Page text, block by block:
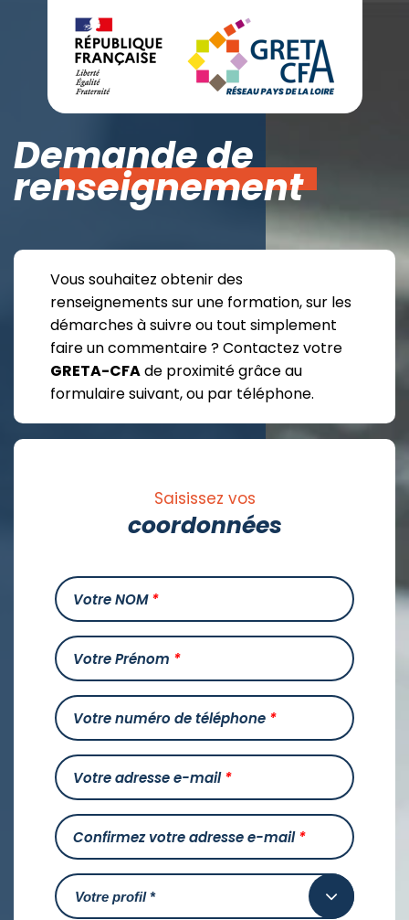
Demande de
renseignement
Vous souhaitez obtenir des
renseignements sur une formation, sur les
démarches à suivre ou tout simplement
faire un commentaire ? Contactez votre
GRETA-CFAde proximité grâce au
formulaire suivant, ou par téléphone.
Saisissez vos
coordonnées
Votre NOM*
Votre Prénom *
Votre numéro de téléphone *
Votre adresse e-mail*
Confirmez votre adresse e-mail*